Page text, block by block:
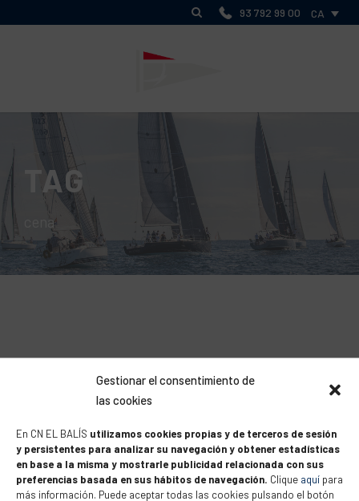
Gestionar el consentimiento de
las cookies
En CN EL BALÍS utilizamos cookies propias y de terceros de sesión
y persistentes para analizar su navegación y obtener estadísticas
en base a la misma y mostrarle publicidad relacionada con sus
preferencias basada en sus hábitos de navegación. Clique aquí para
más información. Puede aceptar todas las cookies pulsando el botón
93 792 99 00 CA
TAG
cena